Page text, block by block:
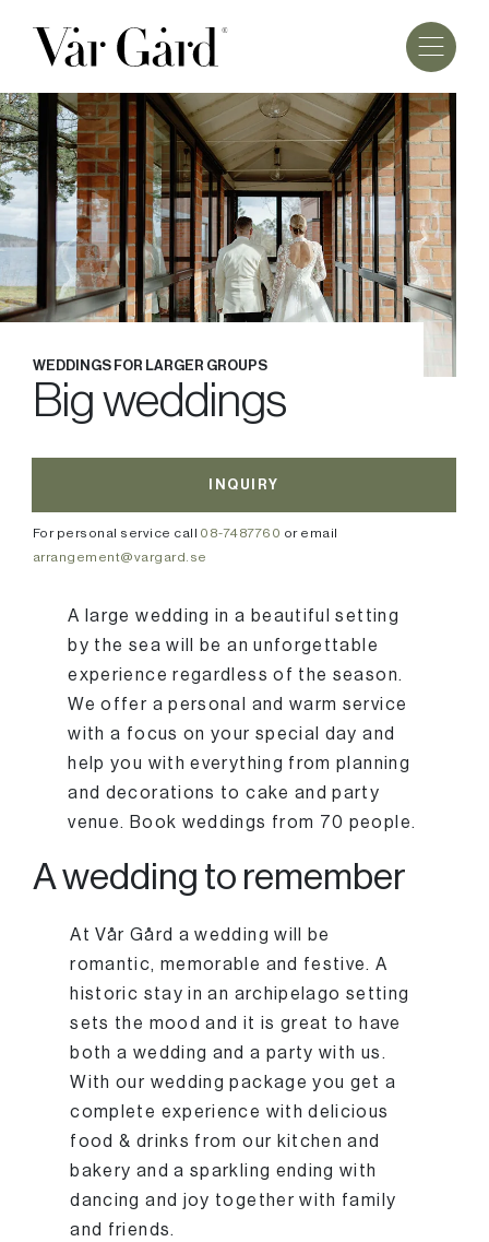
WEDDINGS FOR LARGER GROUPS
Big weddings
INQUIRY
For personal service call 08-7487760 or email
arrangement@vargard.se
A large wedding in a beautiful setting
by the sea will be an unforgettable
experience regardless of the season.
We offer a personal and warm service
with a focus on your special day and
help you with everything from planning
and decorations to cake and party
venue. Book weddings from 70 people.
A wedding to remember
At Vår Gård a wedding will be
romantic, memorable and festive. A
historic stay in an archipelago setting
sets the mood and it is great to have
both a wedding and a party with us.
With our wedding package you get a
complete experience with delicious
food & drinks from our kitchen and
bakery and a sparkling ending with
dancing and joy together with family
and friends.